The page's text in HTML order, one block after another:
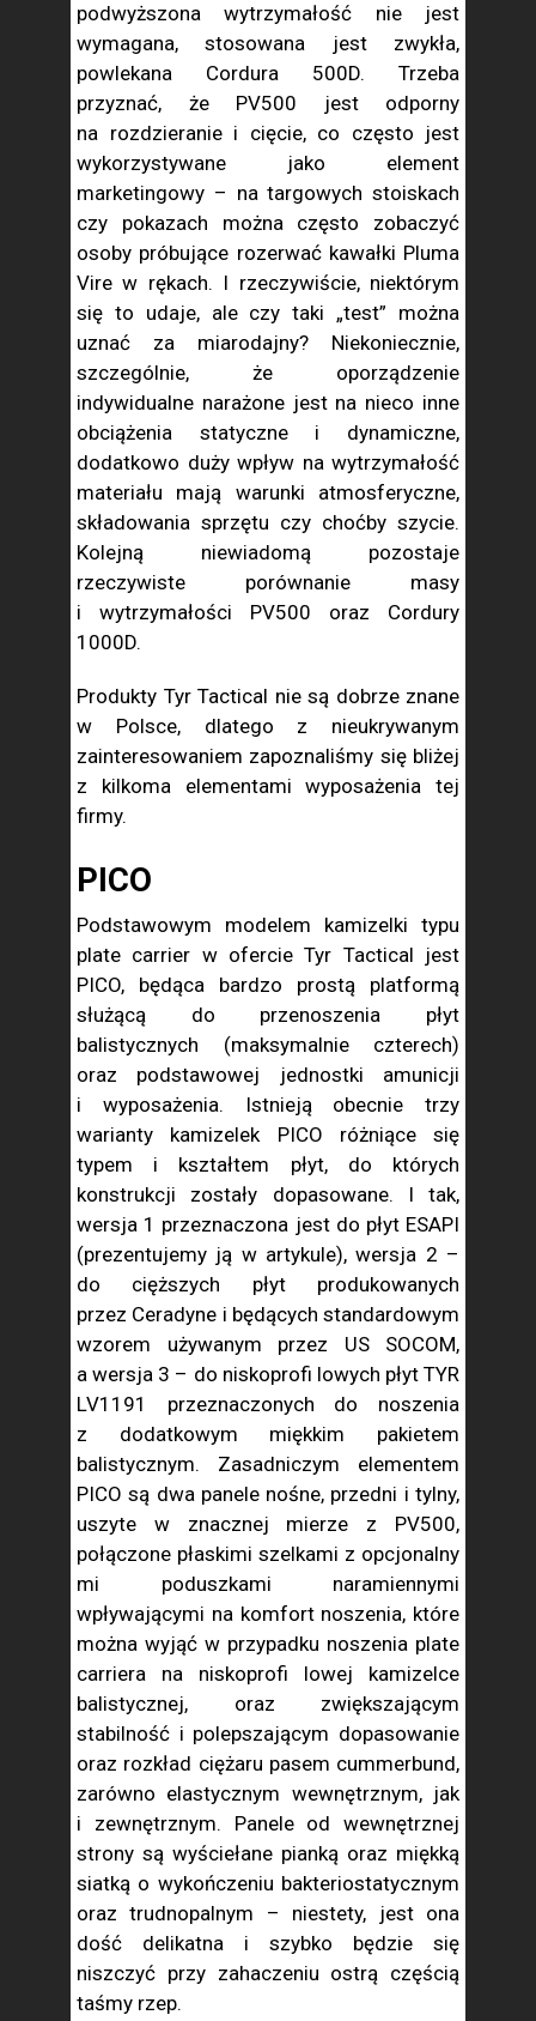
podwyższona wytrzymałość nie jest
wymagana, stosowana jest zwykła,
powlekana Cordura 500D. Trzeba
przyznać, że PV500 jest odporny
na rozdzieranie i cięcie, co często jest
wykorzystywane jako element
marketingowy – na targowych stoiskach
czy pokazach można często zobaczyć
osoby próbujące rozerwać kawałki Pluma
Vire w rękach. I rzeczywiście, niektórym
się to udaje, ale czy taki „test” można
uznać za miarodajny? Niekoniecznie,
szczególnie, że oporządzenie
indywidualne narażone jest na nieco inne
obciążenia statyczne i dynamiczne,
dodatkowo duży wpływ na wytrzymałość
materiału mają warunki atmosferyczne,
składowania sprzętu czy choćby szycie.
Kolejną niewiadomą pozostaje
rzeczywiste porównanie masy
i wytrzymałości PV500 oraz Cordury
1000D.
Produkty Tyr Tactical nie są dobrze znane
w Polsce, dlatego z nieukrywanym
zainteresowaniem zapoznaliśmy się bliżej
z kilkoma elementami wyposażenia tej
firmy.
PICO
Podstawowym modelem kamizelki typu
plate carrier w ofercie Tyr Tactical jest
PICO, będąca bardzo prostą platformą
służącą do przenoszenia płyt
balistycznych (maksymalnie czterech)
oraz podstawowej jednostki amunicji
i wyposażenia. Istnieją obecnie trzy
warianty kamizelek PICO różniące się
typem i kształtem płyt, do których
konstrukcji zostały dopasowane. I tak,
wersja 1 przeznaczona jest do płyt ESAPI
(prezentujemy ją w artykule), wersja 2 –
do cięższych płyt produkowanych
przez Ceradyne i będących standardowym
wzorem używanym przez US SOCOM,
a wersja 3 – do niskoprofi lowych płyt TYR
LV1191 przeznaczonych do noszenia
z dodatkowym miękkim pakietem
balistycznym. Zasadniczym elementem
PICO są dwa panele nośne, przedni i tylny,
uszyte w znacznej mierze z PV500,
połączone płaskimi szelkami z opcjonalny
mi poduszkami naramiennymi
wpływającymi na komfort noszenia, które
można wyjąć w przypadku noszenia plate
carriera na niskoprofi lowej kamizelce
balistycznej, oraz zwiększającym
stabilność i polepszającym dopasowanie
oraz rozkład ciężaru pasem cummerbund,
zarówno elastycznym wewnętrznym, jak
i zewnętrznym. Panele od wewnętrznej
strony są wyściełane pianką oraz miękką
siatką o wykończeniu bakteriostatycznym
oraz trudnopalnym – niestety, jest ona
dość delikatna i szybko będzie się
niszczyć przy zahaczeniu ostrą częścią
taśmy rzep.